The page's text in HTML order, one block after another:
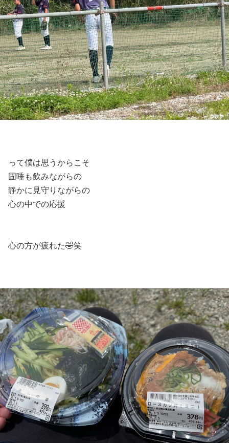
って僕は思うからこそ
固唾も飲みながらの
静かに見守りながらの
心の中での応援
心の方が疲れた🤣笑